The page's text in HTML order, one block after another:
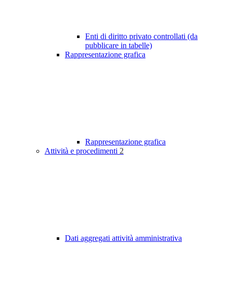
Enti di diritto privato controllati (da
pubblicare in tabelle)
Rappresentazione grafica
Rappresentazione grafica
Attività e procedimenti 2
Dati aggregati attività amministrativa